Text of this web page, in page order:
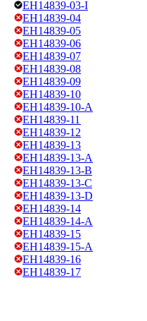
EH14839-03-I
EH14839-04
EH14839-05
EH14839-06
EH14839-07
EH14839-08
EH14839-09
EH14839-10
EH14839-10-A
EH14839-11
EH14839-12
EH14839-13
EH14839-13-A
EH14839-13-B
EH14839-13-C
EH14839-13-D
EH14839-14
EH14839-14-A
EH14839-15
EH14839-15-A
EH14839-16
EH14839-17